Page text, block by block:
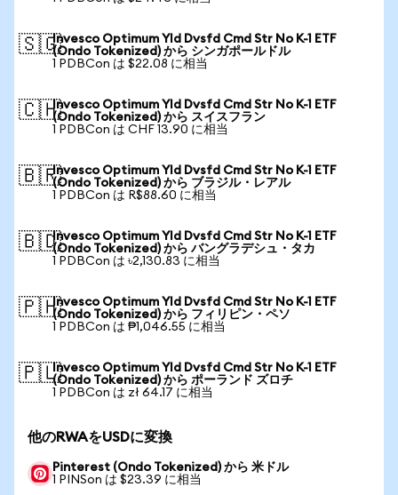
🇸🇬Invesco Optimum Yld Dvsfd Cmd Str No K-1 ETF
(Ondo Tokenized) から シンガポールドル
1 PDBCon は $22.08 に相当
🇨🇭Invesco Optimum Yld Dvsfd Cmd Str No K-1 ETF
(Ondo Tokenized) から スイスフラン
1 PDBCon は CHF 13.90 に相当
🇧🇷Invesco Optimum Yld Dvsfd Cmd Str No K-1 ETF
(Ondo Tokenized) から ブラジル・レアル
1 PDBCon は R$88.60 に相当
🇧🇩Invesco Optimum Yld Dvsfd Cmd Str No K-1 ETF
(Ondo Tokenized) から バングラデシュ・タカ
1 PDBCon は ৳2,130.83 に相当
🇵🇭Invesco Optimum Yld Dvsfd Cmd Str No K-1 ETF
(Ondo Tokenized) から フィリピン・ペソ
1 PDBCon は ₱1,046.55 に相当
🇵🇱Invesco Optimum Yld Dvsfd Cmd Str No K-1 ETF
(Ondo Tokenized) から ポーランド ズロチ
1 PDBCon は zł 64.17 に相当
他のRWAをUSDに変換
Pinterest (Ondo Tokenized) から 米ドル
1 PINSon は $23.39 に相当